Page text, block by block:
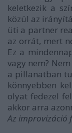
keletkezik a
közül az
üti a partner
az orrát, mert
Ez a
vagy nem?
a pillanatban
könnyebben
olyat fedezel
akkor arra
Az improvizáció